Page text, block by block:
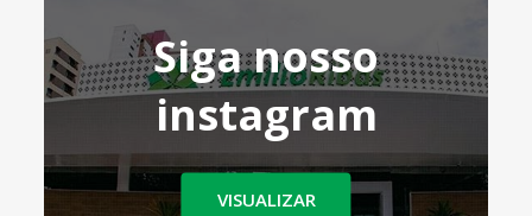
Siga nosso
instagram
VISUALIZAR